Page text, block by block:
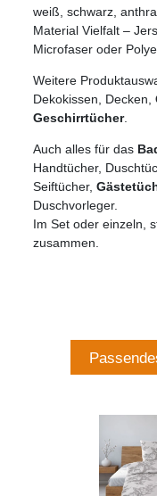
weiß, schwarz,
Material Vielfalt–
Microfaser oder
Weitere
Dekokissen, Decken,
Geschirrtücher.
Auch alles für das
Handtücher,
Seiftücher,
Duschvorleger.
Im Set oder einzeln,
zusammen.